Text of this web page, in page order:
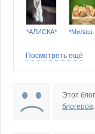
*АЛИСКА*
Посмотреть ещё
Этот
блогеров.